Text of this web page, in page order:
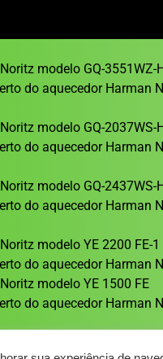
modelo GQ-3551WZ-
do aquecedor Harman
modelo GQ-2037WS-
do aquecedor Harman
modelo GQ-2437WS-
do aquecedor Harman
modelo YE 2200 FE-1
do aquecedor Harman
modelo YE 1500 FE
do aquecedor Harman